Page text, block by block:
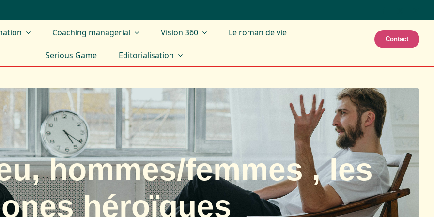
Coaching managerial Vision 360 Le roman de vie
Serious Game Editorialisation
Contact
hommes/femmes , les
héroïques